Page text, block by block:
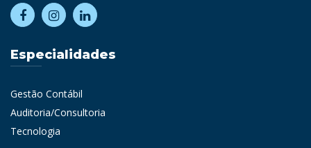
Especialidades
Gestão Contábil
Auditoria/Consultoria
Tecnologia